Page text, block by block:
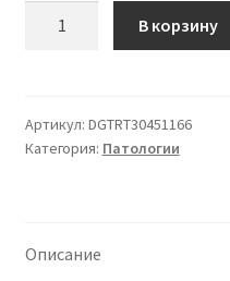
20
х
В корзину
Артикул: DGTRT30451166
Категория: Патологии
Описание